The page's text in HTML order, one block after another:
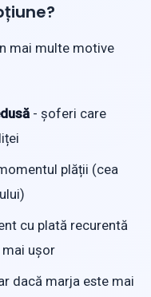
mai multe motive
- șoferi care
plății (cea
cu plată recurentă
ușor
dacă marja este mai